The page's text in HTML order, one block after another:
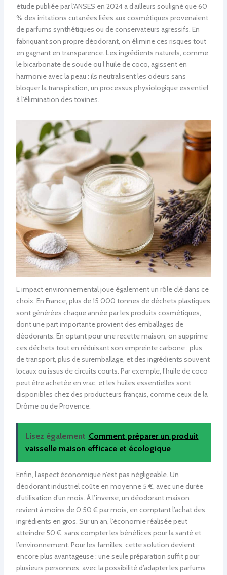
étude publiée par l’ANSES en 2024 a d’ailleurs souligné que 60
% des irritations cutanées liées aux cosmétiques provenaient
de parfums synthétiques ou de conservateurs agressifs. En
fabriquant son propre déodorant, on élimine ces risques tout
en gagnant en transparence. Les ingrédients naturels, comme
le bicarbonate de soude ou l’huile de coco, agissent en
harmonie avec la peau : ils neutralisent les odeurs sans
bloquer la transpiration, un processus physiologique essentiel
à l’élimination des toxines.
L’impact environnemental joue également un rôle clé dans ce
choix. En France, plus de 15 000 tonnes de déchets plastiques
sont générées chaque année par les produits cosmétiques,
dont une part importante provient des emballages de
déodorants. En optant pour une recette maison, on supprime
ces déchets tout en réduisant son empreinte carbone : plus
de transport, plus de suremballage, et des ingrédients souvent
locaux ou issus de circuits courts. Par exemple, l’huile de coco
peut être achetée en vrac, et les huiles essentielles sont
disponibles chez des producteurs français, comme ceux de la
Drôme ou de Provence.
Lisez également Comment préparer un produit
vaisselle maison efficace et écologique
Enfin, l’aspect économique n’est pas négligeable. Un
déodorant industriel coûte en moyenne 5 €, avec une durée
d’utilisation d’un mois. À l’inverse, un déodorant maison
revient à moins de 0,50 € par mois, en comptant l’achat des
ingrédients en gros. Sur un an, l’économie réalisée peut
atteindre 50 €, sans compter les bénéfices pour la santé et
l’environnement. Pour les familles, cette solution devient
encore plus avantageuse : une seule préparation suffit pour
plusieurs personnes, avec la possibilité d’adapter les parfums